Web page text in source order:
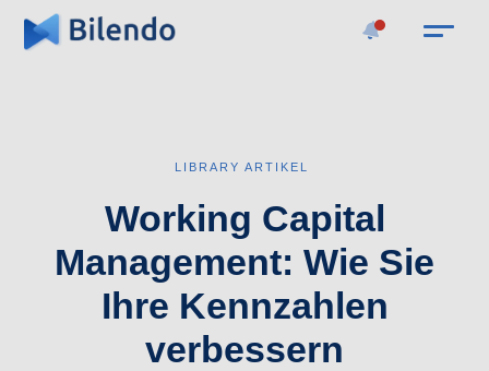
LIBRARY ARTIKEL
Working Capital
Management: Wie Sie
Ihre Kennzahlen
verbessern